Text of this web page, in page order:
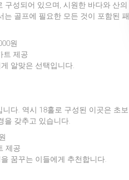
성되어 있으며, 시원한 바다와 산의
골프에 필요한 모든 것이 포함된 패
원
트 제공
알맞은 선택입니다.
다. 역시 18홀로 구성된 이곳은 초보
을 갖추고 있습니다.
제공
꿈꾸는 이들에게 추천합니다.